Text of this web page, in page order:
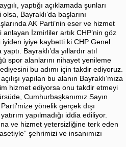
yaptığı açıklamada şunları
Bayraklı’da başlarını
AK Parti’nin eser ve hizmet
İzmirliler artık CHP’nin göz
iyiden iyiye kaybetti ki CHP Genel
Bayraklı’da yıllardır atıl
spor alanlarını nihayet yenileme
bu adımı için takdir ediyoruz.
yapılan bu alanın Bayraklı’mıza
hizmet ediyorsa onu takdir etmeyi
Cumhurbaşkanımız Sayın
yönelik gerçek dışı
yapılmadığı iddia ediliyor.
ve hizmet yetersizliğine terk eden
şehrimizi ve insanımızı